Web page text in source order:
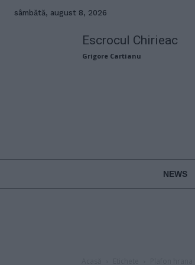
sâmbătă, august 8, 2026
Escrocul Chirieac
Grigore Cartianu
NEWS